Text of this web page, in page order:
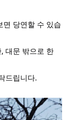
면 당연할 수 있습
대문 밖으로 한
드립니다.